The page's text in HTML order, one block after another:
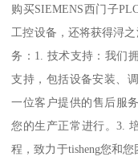
购买SIEMENS西门子
工控设备，还将获得浔
务：1. 技术支持：我们
支持，包括设备安装、
一位客户提供的售后服
您的生产正常进行。3.
程，致力于tisheng您和